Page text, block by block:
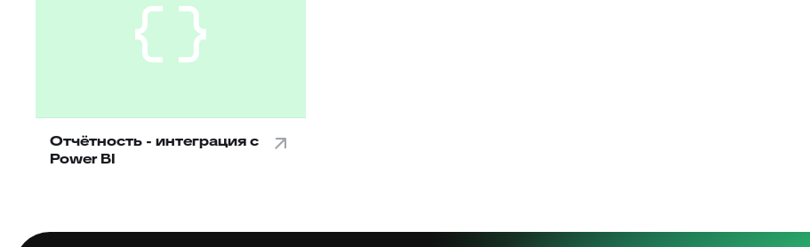
Отчётность - интеграция с
Power BI